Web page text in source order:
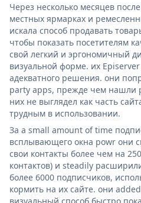
Через несколько месяцев
местных ярмарках и
искала способ продавать
чтобы показать посетителям
свой легкий и эргономичный
визуальной форме. их
адекватного решения. они
party apps, прежде чем нашли
них не выглядел как часть
трудным в использовании.
За a small amount of time
всплывающего окна powr они
свои контакты более чем на
контактов) и steadily
более 6000 подписчиков,
кормить на их сайте. они